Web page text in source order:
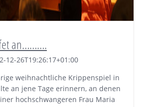
an……….
12-26T19:26:17+01:00
weihnachtliche Krippenspiel in
an jene Tage erinnern, an denen
hochschwangeren Frau Maria